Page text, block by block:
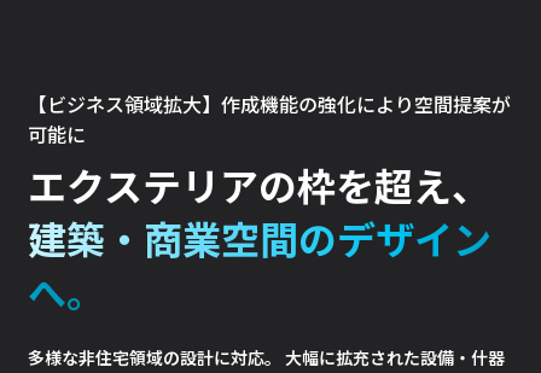
【ビジネス領域拡大】作成機能の強化により空間提案が
可能に
エクステリアの枠を超え、
建築・商業空間のデザイン
へ。
多様な非住宅領域の設計に対応。 大幅に拡充された設備・什器